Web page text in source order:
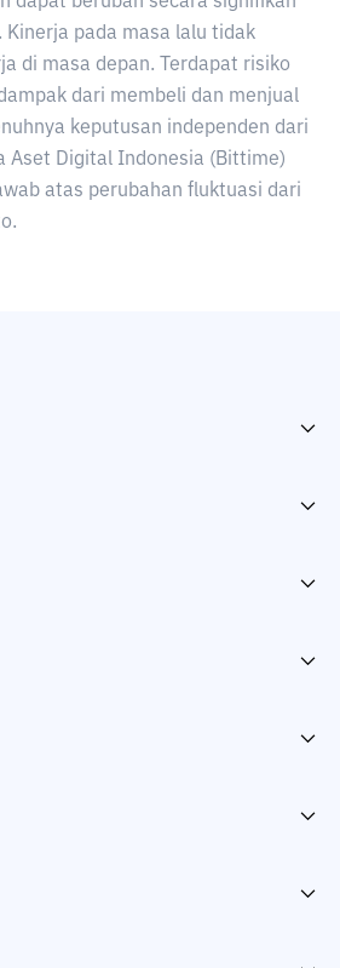
Kinerja pada masa lalu tidak
di masa depan. Terdapat risiko
dari membeli dan menjual
keputusan independen dari
Aset Digital Indonesia (Bittime)
atas perubahan fluktuasi dari